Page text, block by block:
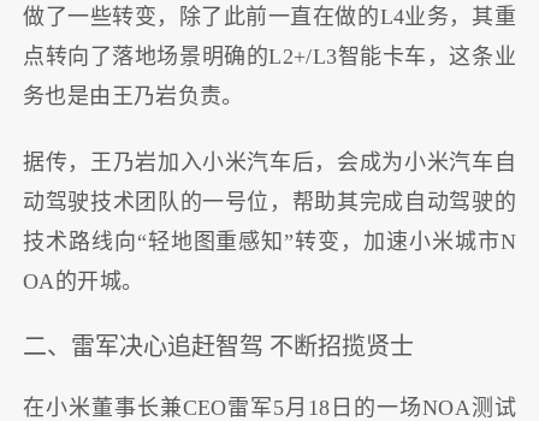
做了一些转变，除了此前一直在做的L4业务，其重
点转向了落地场景明确的L2+/L3智能卡车，这条业
务也是由王乃岩负责。
据传，王乃岩加入小米汽车后，会成为小米汽车自
动驾驶技术团队的一号位，帮助其完成自动驾驶的
技术路线向“轻地图重感知”转变，加速小米城市N
OA的开城。
二、雷军决心追赶智驾 不断招揽贤士
在小米董事长兼CEO雷军5月18日的一场NOA测试